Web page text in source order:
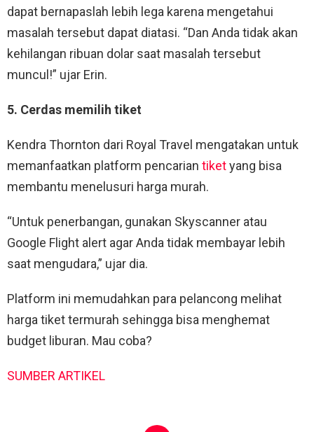
dapat bernapaslah lebih lega karena mengetahui
masalah tersebut dapat diatasi. “Dan Anda tidak akan
kehilangan ribuan dolar saat masalah tersebut
muncul!” ujar Erin.
5. Cerdas memilih tiket
Kendra Thornton dari Royal Travel mengatakan untuk
memanfaatkan platform pencarian tiketyang bisa
membantu menelusuri harga murah.
“Untuk penerbangan, gunakan Skyscanner atau
Google Flight alert agar Anda tidak membayar lebih
saat mengudara,” ujar dia.
Platform ini memudahkan para pelancong melihat
harga tiket termurah sehingga bisa menghemat
budget liburan. Mau coba?
SUMBER ARTIKEL